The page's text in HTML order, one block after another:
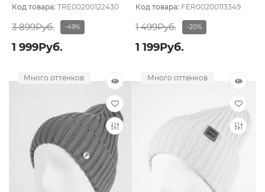
Код товара: TRE00200122430
3 899Руб. -49%
1 999Руб.
Код товара: FER00200113349
1 499Руб. -20%
1 199Руб.
Много оттенков Много оттенков